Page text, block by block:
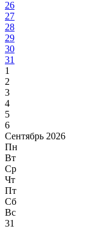
26
27
28
29
30
31
1
2
3
4
5
6
Сентябрь 2026
Пн
Вт
Ср
Чт
Пт
Сб
Вс
31